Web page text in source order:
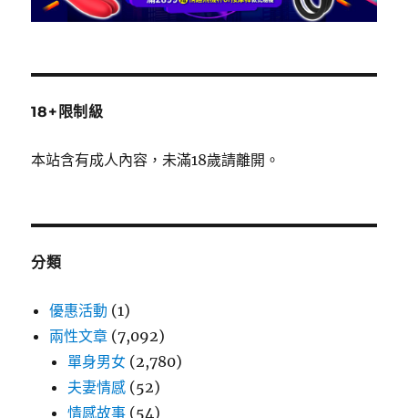
18+限制級
本站含有成人內容，未滿18歲請離開。
分類
優惠活動 (1)
兩性文章 (7,092)
單身男女 (2,780)
夫妻情感 (52)
情感故事 (54)